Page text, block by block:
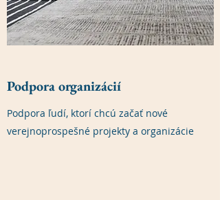
Podpora organizácií
Podpora ľudí, ktorí chcú začať nové
verejnoprospešné projekty a organizácie